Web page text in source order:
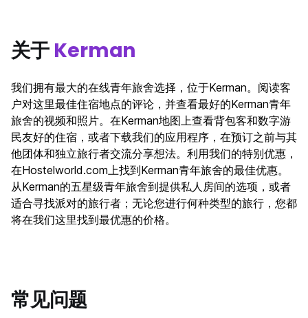
关于 Kerman
我们拥有最大的在线青年旅舍选择，位于Kerman。阅读客
户对这里最佳住宿地点的评论，并查看最好的Kerman青年
旅舍的视频和照片。在Kerman地图上查看背包客和数字游
民友好的住宿，或者下载我们的应用程序，在预订之前与其
他团体和独立旅行者交流分享想法。利用我们的特别优惠，
在Hostelworld.com上找到Kerman青年旅舍的最佳优惠。
从Kerman的五星级青年旅舍到提供私人房间的选项，或者
适合寻找派对的旅行者；无论您进行何种类型的旅行，您都
将在我们这里找到最优惠的价格。
常见问题